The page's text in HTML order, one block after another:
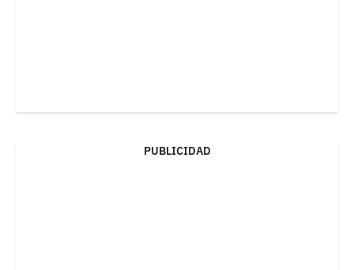
PUBLICIDAD